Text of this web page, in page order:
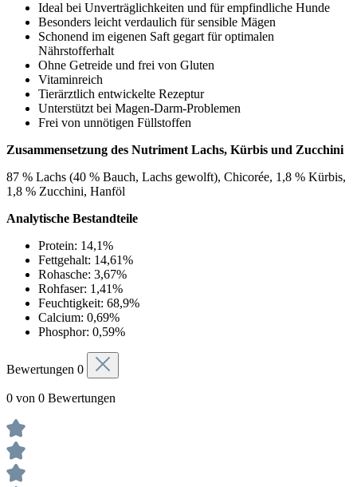
Ideal bei Unverträglichkeiten und für empfindliche Hunde
Besonders leicht verdaulich für sensible Mägen
Schonend im eigenen Saft gegart für optimalen
Nährstofferhalt
Ohne Getreide und frei von Gluten
Vitaminreich
Tierärztlich entwickelte Rezeptur
Unterstützt bei Magen-Darm-Problemen
Frei von unnötigen Füllstoffen
Zusammensetzung des Nutriment Lachs, Kürbis und Zucchini
87 % Lachs (40 % Bauch, Lachs gewolft), Chicorée, 1,8 % Kürbis,
1,8 % Zucchini, Hanföl
Analytische Bestandteile
Protein: 14,1%
Fettgehalt: 14,61%
Rohasche: 3,67%
Rohfaser: 1,41%
Feuchtigkeit: 68,9%
Calcium: 0,69%
Phosphor: 0,59%
Bewertungen 0
0 von 0 Bewertungen